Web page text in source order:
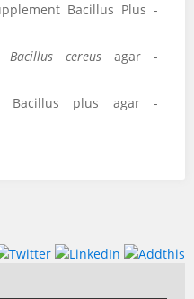
Bacillus Plus -
Bacillus cereus agar -
Bacillus plus agar -